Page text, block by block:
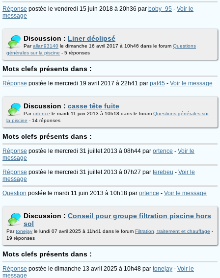
Réponse postée le vendredi 15 juin 2018 à 20h36 par boby_95 - Voir le
message
Discussion : Liner déclipsé
Parallan93140 le dimanche 16 avril 2017 à 10h46 dans le forum Questions
générales sur la piscine - 5 réponses
Mots clefs présents dans :
Réponse postée le mercredi 19 avril 2017 à 22h41 par pat45 - Voir le message
Discussion : casse tête fuite
Parortence le mardi 11 juin 2013 à 10h18 dans le forum Questions générales sur
la piscine - 14 réponses
Mots clefs présents dans :
Réponse postée le mercredi 31 juillet 2013 à 08h44 par ortence - Voir le
message
Réponse postée le mercredi 31 juillet 2013 à 07h27 par terebeu - Voir le
message
Question postée le mardi 11 juin 2013 à 10h18 par ortence - Voir le message
Discussion : Conseil pour groupe filtration piscine hors
sol
Partonejay le lundi 07 avril 2025 à 11h41 dans le forum Filtration, traitement et chauffage -
19 réponses
Mots clefs présents dans :
Réponse postée le dimanche 13 avril 2025 à 10h48 par tonejay - Voir le
message